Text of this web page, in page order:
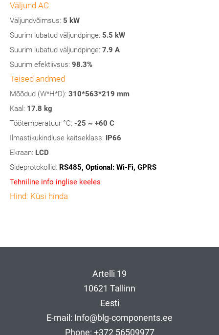
Väljund AC
Väljundvõimsus: 5 kW
Suurim lubatud väljundpinge: 5.5 kW
Suurim lubatud väljundpinge: 7.9 A
Suurim efektiivsus: 98.3%
Teised andmed
Mõõdud (W*H*D): 310*563*219 mm
Kaal: 17.8 kg
Töötemperatuur °C: -25 ~ +60 C
Ilmastikukindluse kaitseklass: IP66
Ekraan: LCD
Sideprotokollid: RS485, Optional: Wi-Fi, GPRS
Tehniline info inglise keeles
Hind: Küsi hinda
Artelli 19
10621 Tallinn
Eesti
E-mail: Info@blg-components.ee
Phone: +372 56509977